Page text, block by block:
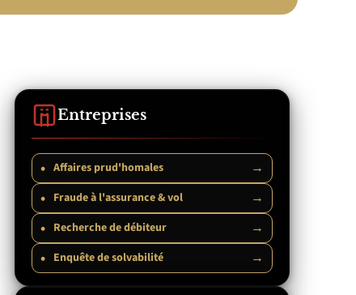
Entreprises
• Affaires prud'homales →
• Fraude à l'assurance & vol →
• Recherche de débiteur →
• Enquête de solvabilité →